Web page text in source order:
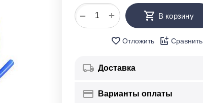
+
− В корзину
Отложить Сравнить
Доставка
Варианты оплаты